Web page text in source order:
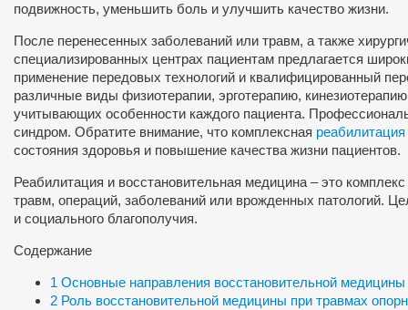
подвижность, уменьшить боль и улучшить качество жизни.
После перенесенных заболеваний или травм, а также
специализированных центрах пациентам предлагается
применение передовых технологий и квалифицированный
различные виды физиотерапии, эрготерапию,
учитывающих особенности каждого пациента.
синдром. Обратите внимание, что комплексная
состояния здоровья и повышение качества жизни пациентов.
Реабилитация и восстановительная медицина – это
травм, операций, заболеваний или врожденных патологий.
и социального благополучия.
Содержание
1 Основные направления восстановительной медицины
2 Роль восстановительной медицины при травмах